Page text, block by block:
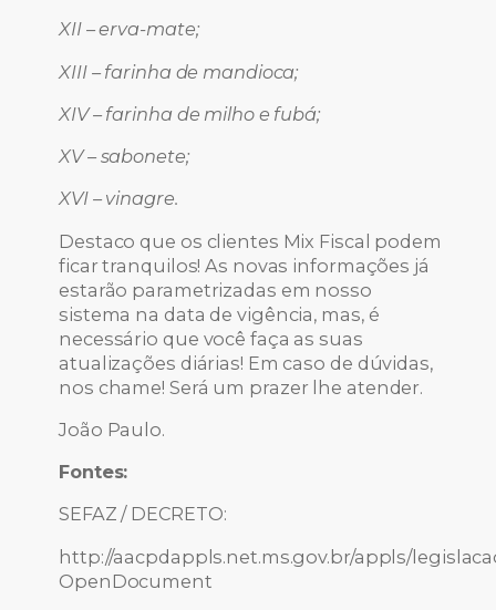
XII – erva-mate;
XIII – farinha de mandioca;
XIV – farinha de milho e fubá;
XV – sabonete;
XVI – vinagre.
Destaco que os clientes Mix Fiscal podem
ficar tranquilos! As novas informações já
estarão parametrizadas em nosso
sistema na data de vigência, mas, é
necessário que você faça as suas
atualizações diárias! Em caso de dúvidas,
nos chame! Será um prazer lhe atender.
João Paulo.
Fontes:
SEFAZ / DECRETO:
http://aacpdappls.net.ms.gov.br/appls/
OpenDocument